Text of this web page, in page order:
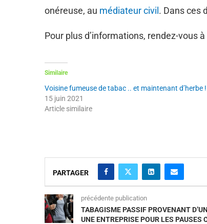
onéreuse, au médiateur civil . Dans ces
Pour plus d’informations, rendez-vous
Similaire
Voisine fumeuse de tabac .. et maintenant d’herbe !
15 juin 2021
Article similaire
PARTAGER
précédente publication
TABAGISME PASSIF PROVENANT
UNE ENTREPRISE POUR LES PAUSES